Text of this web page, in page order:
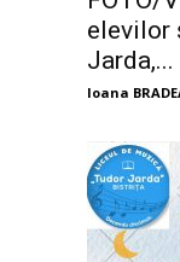
elevilor
Jarda,...
Ioana